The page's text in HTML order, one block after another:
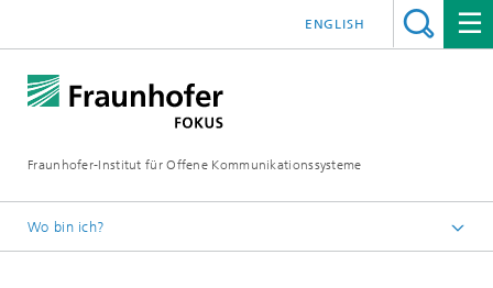
Fraunhofer-Institut für Offene Kommunikationssysteme
ENGLISH
Wo bin ich?